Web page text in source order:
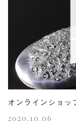
オンラインショッ
2020.10.06